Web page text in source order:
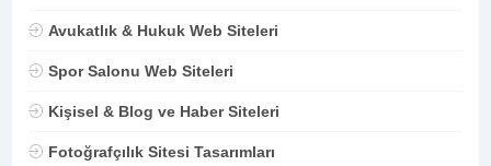
Avukatlık & Hukuk Web Siteleri
Spor Salonu Web Siteleri
Kişisel & Blog ve Haber Siteleri
Fotoğrafçılık Sitesi Tasarımları